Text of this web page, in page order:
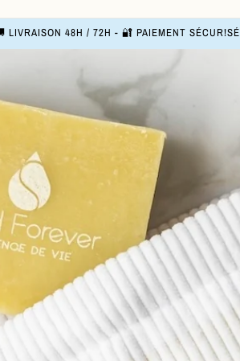
48H / 72H - 🔐 PAIEMENT SÉCUR!SÉ